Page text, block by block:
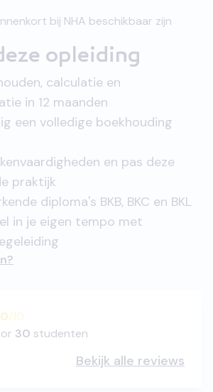
bij NHA beschikbaar zijn
opleiding
calculatie en
in 12 maanden
een volledige boekhouding
en pas deze
praktijk
diploma's BKB, BKC en BKL
in je eigen tempo met
/10
30 studenten
Bekijk alle reviews